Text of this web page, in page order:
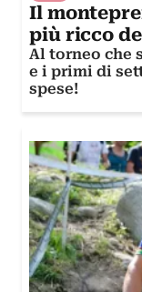
Il
più ricco
Al torneo che
e i primi di
spese!